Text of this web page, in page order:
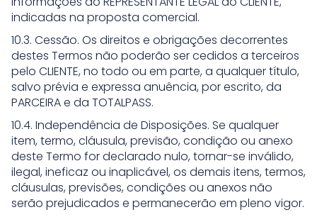
indicadas na proposta comercial.
10.3. Cessão. Os direitos e obrigações decorrentes
destes Termos não poderão ser cedidos a terceiros
pelo CLIENTE, no todo ou em parte, a qualquer título,
salvo prévia e expressa anuência, por escrito, da
PARCEIRA e da TOTALPASS.
10.4. Independência de Disposições. Se qualquer
item, termo, cláusula, previsão, condição ou anexo
deste Termo for declarado nulo, tornar-se inválido,
ilegal, ineficaz ou inaplicável, os demais itens, termos,
cláusulas, previsões, condições ou anexos não
serão prejudicados e permanecerão em pleno vigor.